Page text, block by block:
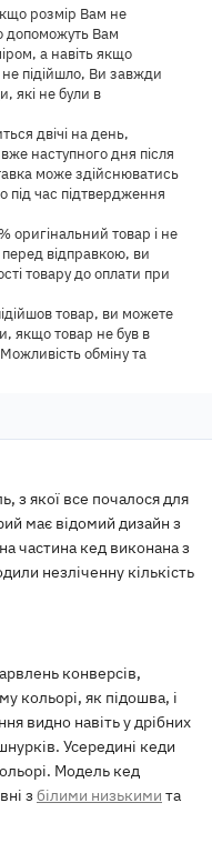
розмір Вам не
допоможуть Вам
а навіть якщо
підійшло, Ви завжди
які не були в
двічі на день,
наступного дня після
може здійснюватись
час підтвердження
оригінальний товар і не
відправкою, ви
товару до оплати при
товар, ви можете
якщо товар не був в
обміну та
з якої все почалося для
має відомий дизайн з
частина кед виконана з
незліченну кількість
конверсів,
кольорі, як підошва, і
видно навіть у дрібних
Усередині кеди
Модель кед
з білими низькими та